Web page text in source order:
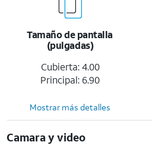
Tamaño de pantalla
(pulgadas)
Cubierta: 4.00
Principal: 6.90
Mostrar más detalles
Camara y video